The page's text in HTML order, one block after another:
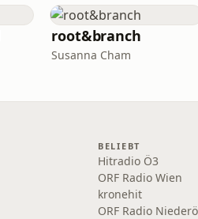
root&branch
Susanna Cham
BELIEBT
Hitradio Ö3
ORF Radio Wien
kronehit
ORF Radio